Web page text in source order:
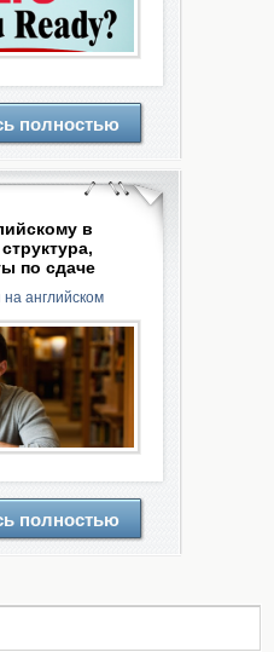
полностью
в
по сдаче
английском
полностью